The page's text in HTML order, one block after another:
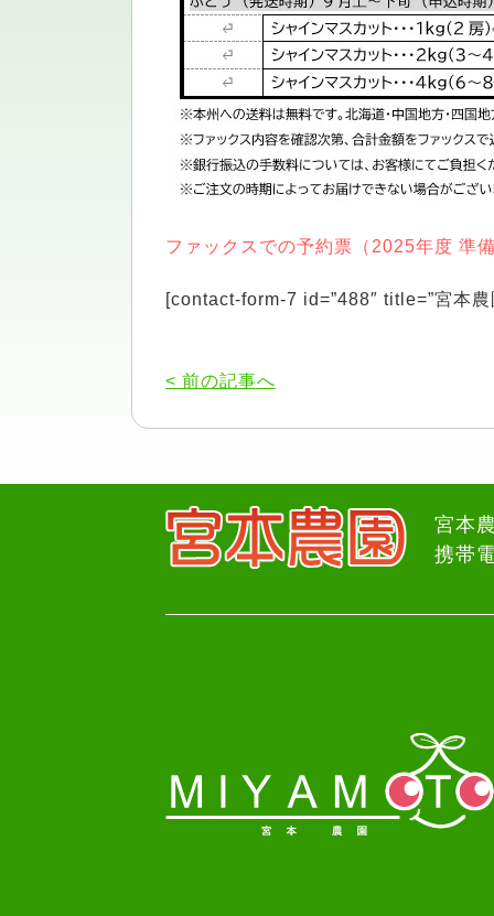
ファックスでの予約票（2025年度 準
[contact-form-7 id=”488″ title=”宮本農
< 前の記事へ
宮本
携帯